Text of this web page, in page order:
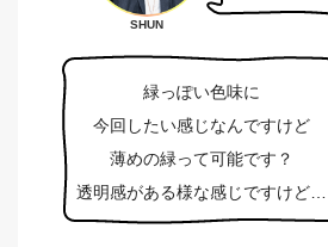
SHUN
緑っぽい色味に
今回したい感じなんですけど
薄めの緑って可能です？
透明感がある様な感じですけど…